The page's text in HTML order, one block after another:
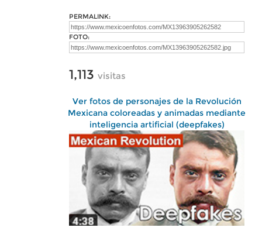
PERMALINK:
FOTO:
1,113 visitas
Ver fotos de personajes de la Revolución
Mexicana coloreadas y animadas mediante
inteligencia artificial (deepfakes)